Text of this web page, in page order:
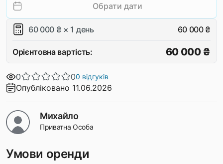
Обрати дати
60 000 ₴ × 1 день 60 000 ₴
Орієнтовна вартість: 60 000 ₴
0 00 відгуків
Опубліковано 11.06.2026
Михайло
Приватна Особа
Умови оренди